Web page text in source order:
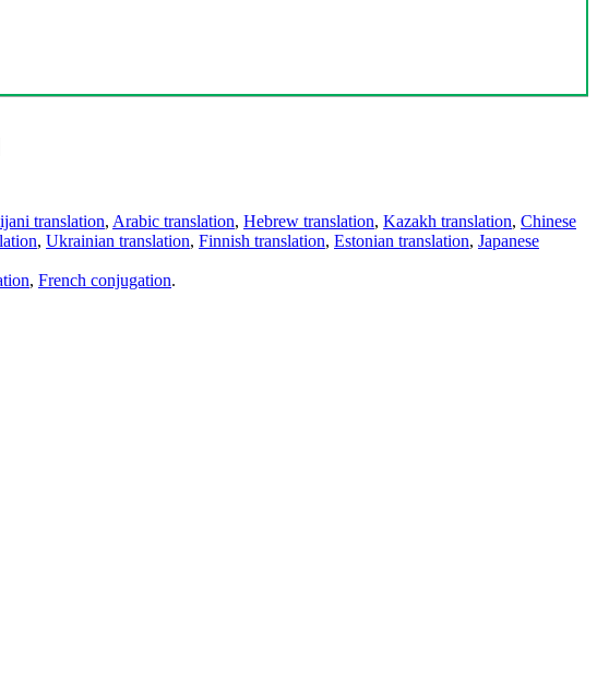
translation, Arabic translation, Hebrew translation, Kazakh translation, Chinese
, Ukrainian translation, Finnish translation, Estonian translation, Japanese
, French conjugation.